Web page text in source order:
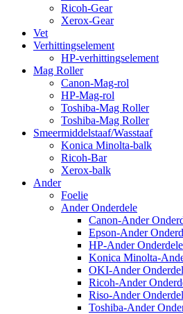
Ricoh-Gear
Xerox-Gear
Vet
Verhittingselement
HP-verhittingselement
Mag Roller
Canon-Mag-rol
HP-Mag-rol
Toshiba-Mag Roller
Toshiba-Mag Roller
Smeermiddelstaaf/Wasstaaf
Konica Minolta-balk
Ricoh-Bar
Xerox-balk
Ander
Foelie
Ander Onderdele
Canon-Ander
Epson-Ander
HP-Ander Onderdele
Konica Minolta-
OKI-Ander
Ricoh-Ander
Riso-Ander
Toshiba-Ander